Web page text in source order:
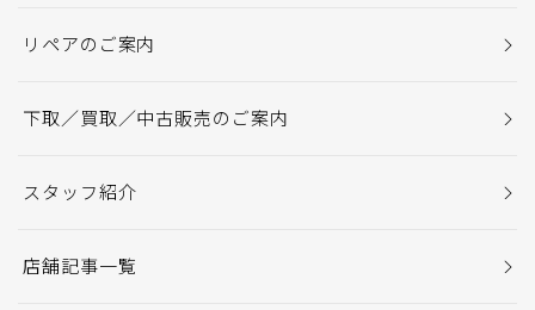
リペアのご案内
下取／買取／中古販売のご案内
スタッフ紹介
店舗記事一覧